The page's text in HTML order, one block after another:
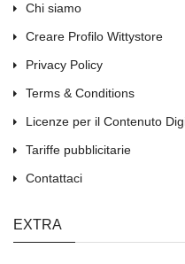
Chi siamo
Creare Profilo Wittystore
Privacy Policy
Terms & Conditions
Licenze per il Contenuto
Tariffe pubblicitarie
Contattaci
EXTRA